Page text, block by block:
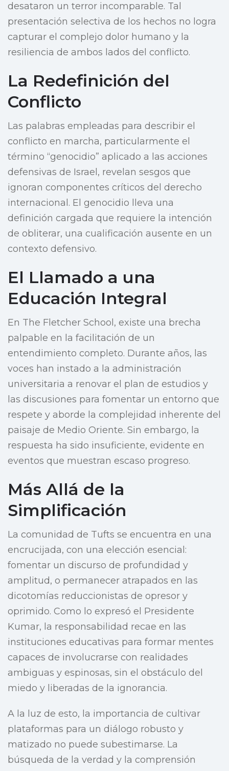
desataron un terror incomparable. Tal
presentación selectiva de los hechos no logra
capturar el complejo dolor humano y la
resiliencia de ambos lados del conflicto.
La Redefinición del
Conflicto
Las palabras empleadas para describir el
conflicto en marcha, particularmente el
término “genocidio” aplicado a las acciones
defensivas de Israel, revelan sesgos que
ignoran componentes críticos del derecho
internacional. El genocidio lleva una
definición cargada que requiere la intención
de obliterar, una cualificación ausente en un
contexto defensivo.
El Llamado a una
Educación Integral
En The Fletcher School, existe una brecha
palpable en la facilitación de un
entendimiento completo. Durante años, las
voces han instado a la administración
universitaria a renovar el plan de estudios y
las discusiones para fomentar un entorno que
respete y aborde la complejidad inherente del
paisaje de Medio Oriente. Sin embargo, la
respuesta ha sido insuficiente, evidente en
eventos que muestran escaso progreso.
Más Allá de la
Simplificación
La comunidad de Tufts se encuentra en una
encrucijada, con una elección esencial:
fomentar un discurso de profundidad y
amplitud, o permanecer atrapados en las
dicotomías reduccionistas de opresor y
oprimido. Como lo expresó el Presidente
Kumar, la responsabilidad recae en las
instituciones educativas para formar mentes
capaces de involucrarse con realidades
ambiguas y espinosas, sin el obstáculo del
miedo y liberadas de la ignorancia.
A la luz de esto, la importancia de cultivar
plataformas para un diálogo robusto y
matizado no puede subestimarse. La
búsqueda de la verdad y la comprensión